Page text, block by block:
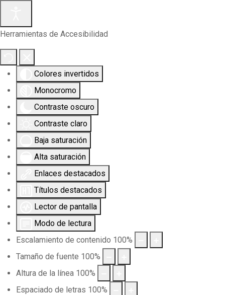
Herramientas de Accesibilidad
Colores invertidos
Monocromo
Contraste oscuro
Contraste claro
Baja saturación
Alta saturación
Enlaces destacados
Títulos destacados
Lector de pantalla
Modo de lectura
Escalamiento de contenido 100%
Tamaño de fuente 100%
Altura de la línea 100%
Espaciado de letras 100%